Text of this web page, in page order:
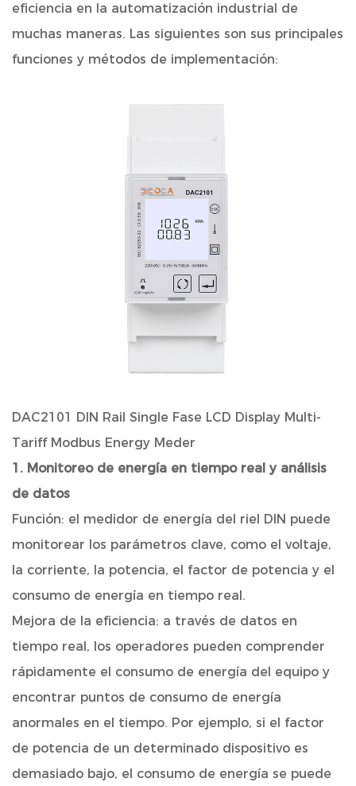
eficiencia en la automatización industrial de
muchas maneras. Las siguientes son sus principales
funciones y métodos de implementación:
DAC2101 DIN Rail Single Fase LCD Display Multi-
Tariff Modbus Energy Meder
1. Monitoreo de energía en tiempo real y análisis
de datos
Función: el medidor de energía del riel DIN puede
monitorear los parámetros clave, como el voltaje,
la corriente, la potencia, el factor de potencia y el
consumo de energía en tiempo real.
Mejora de la eficiencia: a través de datos en
tiempo real, los operadores pueden comprender
rápidamente el consumo de energía del equipo y
encontrar puntos de consumo de energía
anormales en el tiempo. Por ejemplo, si el factor
de potencia de un determinado dispositivo es
demasiado bajo, el consumo de energía se puede